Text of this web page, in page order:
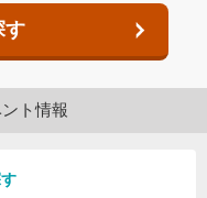
す
ト情報